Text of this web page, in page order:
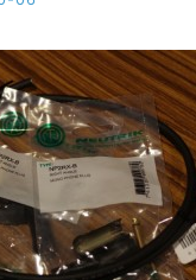
M
M